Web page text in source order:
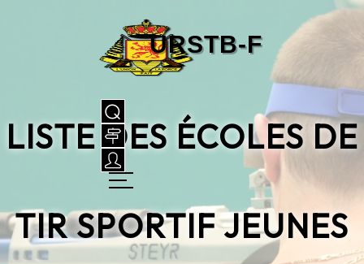
LISTE DES ÉCOLES DE
TIR SPORTIF JEUNES